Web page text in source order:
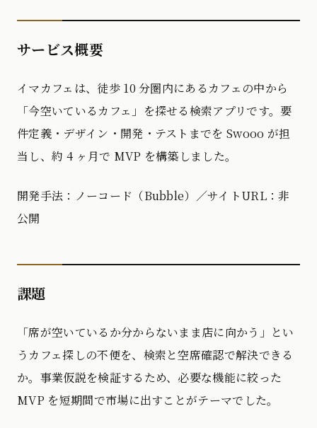
サービス概要
イマカフェは、徒歩 10 分圏内にあるカフェの中から
「今空いているカフェ」を探せる検索アプリです。要
件定義・デザイン・開発・テストまでを Swooo が担
当し、約 4 ヶ月で MVP を構築しました。
開発手法：ノーコード（Bubble）／サイトURL：非
公開
課題
「席が空いているか分からないまま店に向かう」とい
うカフェ探しの不便を、検索と空席確認で解決できる
か。事業仮説を検証するため、必要な機能に絞った
MVP を短期間で市場に出すことがテーマでした。